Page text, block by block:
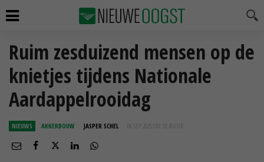
Ruim zesduizend mensen op de
knietjes tijdens Nationale
Aardappelrooidag
NIEUWS AKKERBOUW JASPER SCHEL 06 SEP 2025 OM 18:45